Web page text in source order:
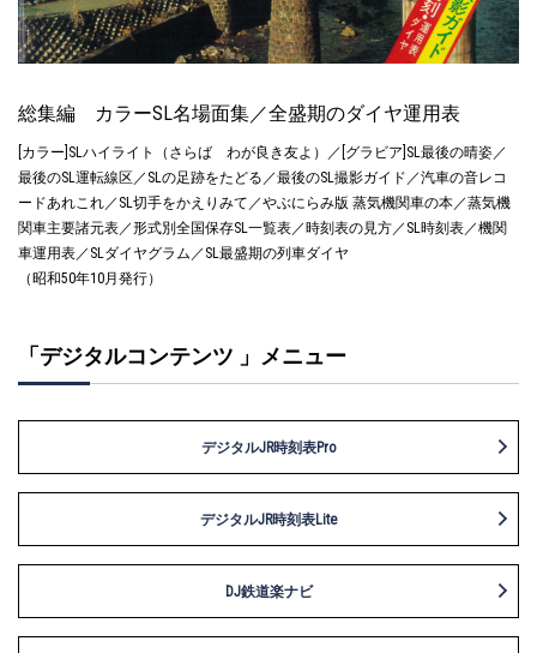
総集編 カラーSL名場面集／全盛期のダイヤ運用表
[カラー]SLハイライト（さらば わが良き友よ）／[グラビア]SL最後の晴姿／
最後のSL運転線区／SLの足跡をたどる／最後のSL撮影ガイド／汽車の音レコ
ードあれこれ／SL切手をかえりみて／やぶにらみ版 蒸気機関車の本／蒸気機
関車主要諸元表／形式別全国保存SL一覧表／時刻表の見方／SL時刻表／機関
車運用表／SLダイヤグラム／SL最盛期の列車ダイヤ
（昭和50年10月発行）
「デジタルコンテンツ 」メニュー
デジタルJR時刻表Pro
デジタルJR時刻表Lite
DJ鉄道楽ナビ